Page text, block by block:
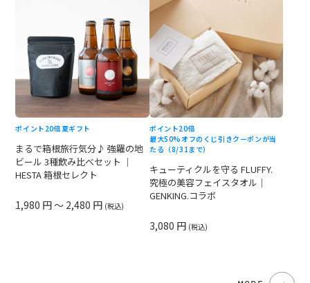
ポイント20倍 夏ギフト
まるで箱根旅行気分♪ 強羅の地
ビール 3種飲み比べセット ｜
HESTA 箱根セレクト
1,980 円 ～ 2,480 円 (税込)
ポイント20倍
最大50%オフのくじ引きクーポンが当
たる（8/31まで）
キューティクルを守る FLUFFY.
究極の美容フェイスタオル｜
GENKING.コラボ
3,080 円 (税込)